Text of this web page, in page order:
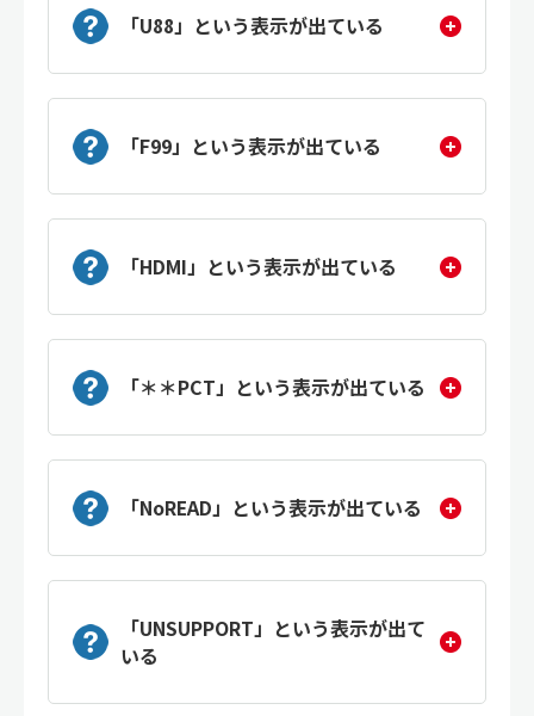
「U88」という表示が出ている
「F99」という表示が出ている
「HDMI」という表示が出ている
「＊＊PCT」という表示が出ている
「NoREAD」という表示が出ている
「UNSUPPORT」という表示が出て
いる